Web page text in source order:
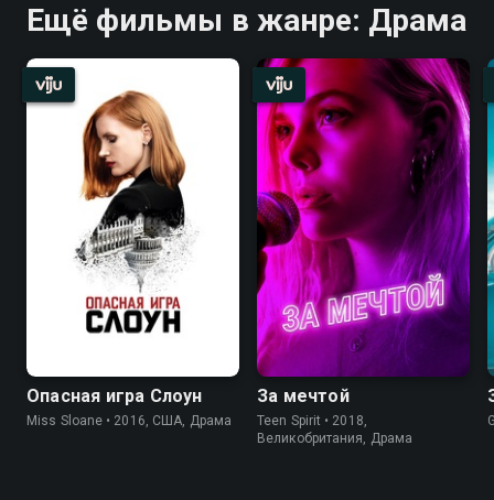
Ещё фильмы в жанре: Драма
Опасная игра Слоун
Miss Sloane • 2016, США, Драма
За мечтой
Teen Spirit • 2018,
Великобритания, Драма